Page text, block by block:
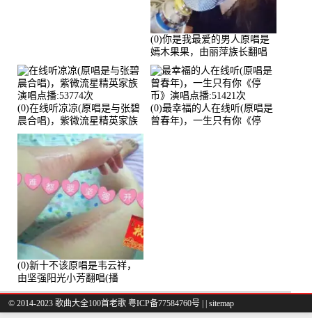
(0)你是我最爱的男人原唱是
嫣木果果，由丽萍族长翻唱
(播放:56258)
(0)在线听凉凉(原唱是与张碧
晨合唱)，紫微流星精英家族
演唱点播:53774次
(0)最幸福的人在线听(原唱是
曾春年)，一生只有你《停
(0)新十不该原唱是韦云祥，
由坚强阳光小芳翻唱(播
放:49861)
© 2014-2023 歌曲大全100首老歌 粤ICP备77584760号 sitemap